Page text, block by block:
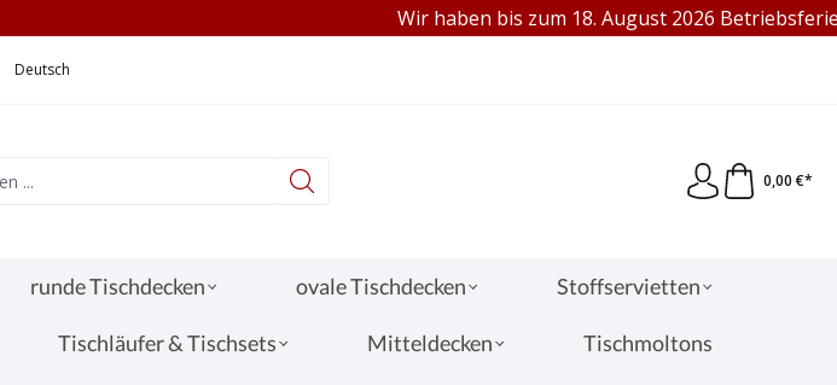
VERKAUF AN PRIVAT & GEWERBE
Wir haben bis zum 18. August 2026 Betriebsferien. Gern
Deutsch
0,00 €*
runde Tischdecken ovale Tischdecken Stoffservietten
Tischläufer & Tischsets Mitteldecken Tischmoltons